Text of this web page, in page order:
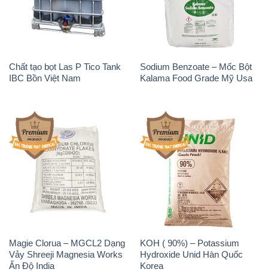
Chất tạo bọt Las P Tico Tank
IBC Bồn Việt Nam
Sodium Benzoate – Mốc Bột
Kalama Food Grade Mỹ Usa
Magie Clorua – MGCL2 Dạng
Vảy Shreeji Magnesia Works
Ấn Độ India
KOH ( 90%) – Potassium
Hydroxide Unid Hàn Quốc
Korea